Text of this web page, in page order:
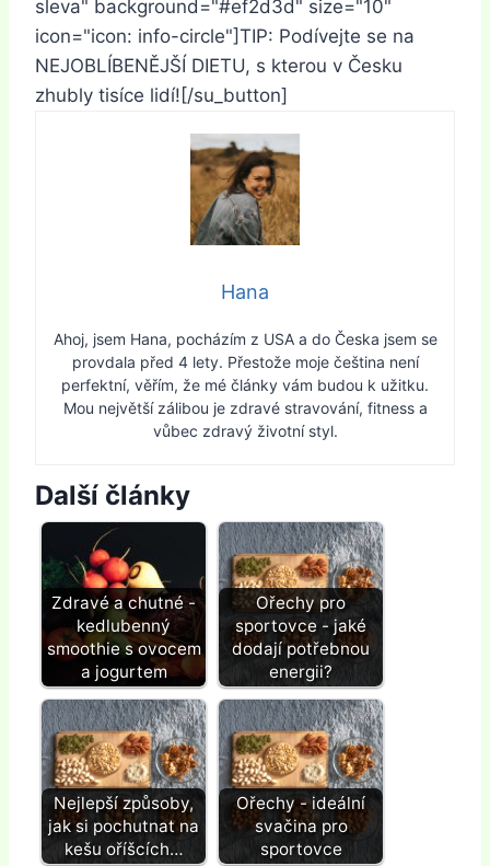
sleva" background="#ef2d3d" size="10"
icon="icon: info-circle"]TIP: Podívejte se na
NEJOBLÍBENĚJŠÍ DIETU, s kterou v Česku
zhubly tisíce lidí![/su_button]
Hana
Ahoj, jsem Hana, pocházím z USA a do Česka jsem se
provdala před 4 lety. Přestože moje čeština není
perfektní, věřím, že mé články vám budou k užitku.
Mou největší zálibou je zdravé stravování, fitness a
vůbec zdravý životní styl.
Další články
Zdravé a chutné -
kedlubenný
smoothie s ovocem
a jogurtem
Ořechy pro
sportovce - jaké
dodají potřebnou
energii?
Nejlepší způsoby,
jak si pochutnat na
kešu oříšcích…
Ořechy - ideální
svačina pro
sportovce